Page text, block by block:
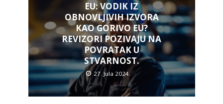
­EU: VODIK IZ
OBNOVLJIVIH IZVORA
KAO GORIVO EU?
REVIZORI POZIVAJU NA
POVRATAK U
STVARNOST.
27. Jula 2024.